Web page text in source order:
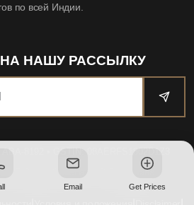
по всей Индии.
НАШУ РАССЫЛКУ
Stone Galleria LLP. Все права
Email Get Prices